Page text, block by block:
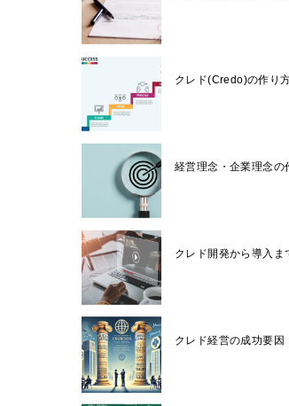
クレド(Credo)の作り
経営理念・企業理念の
クレド開発から導入ま
クレド経営の成功要因